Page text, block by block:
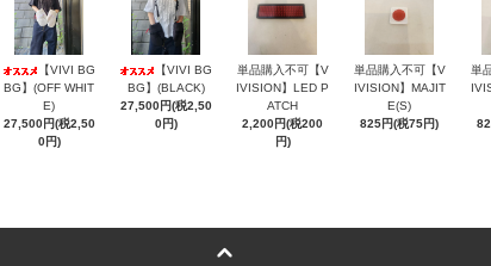
【VIVI BG
BG】(OFF WHIT
E)
27,500円(税2,50
0円)
【VIVI BG
BG】(BLACK)
27,500円(税2,50
0円)
単品購入不可【V
IVISION】LED P
ATCH
2,200円(税200
円)
単品購入不可【V
IVISION】MAJIT
E(S)
825円(税75円)
単